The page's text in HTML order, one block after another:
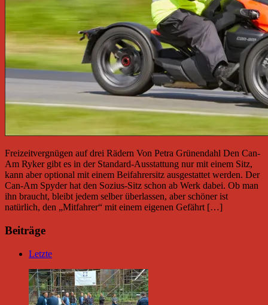
Freizeitvergnügen auf drei Rädern Von Petra Grünendahl Den Can-
Am Ryker gibt es in der Standard-Ausstattung nur mit einem Sitz,
kann aber optional mit einem Beifahrersitz ausgestattet werden. Der
Can-Am Spyder hat den Sozius-Sitz schon ab Werk dabei. Ob man
ihn braucht, bleibt jedem selber überlassen, aber schöner ist
natürlich, den „Mitfahrer“ mit einem eigenen Gefährt […]
Beiträge
Letzte